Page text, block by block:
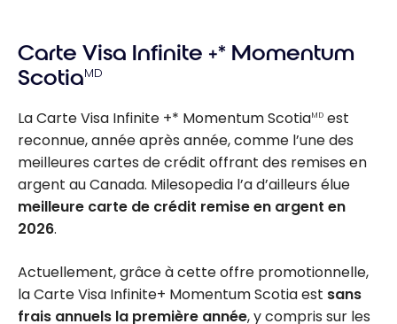
Carte Visa Infinite +* Momentum
ScotiaMD
La Carte Visa Infinite +* Momentum ScotiaMD est
reconnue, année après année, comme l’une des
meilleures cartes de crédit offrant des remises en
argent au Canada. Milesopedia l’a d’ailleurs élue
meilleure carte de crédit remise en argent en
2026.
Actuellement, grâce à cette offre promotionnelle,
la Carte Visa Infinite+ Momentum Scotia est sans
frais annuels la première année, y compris sur les